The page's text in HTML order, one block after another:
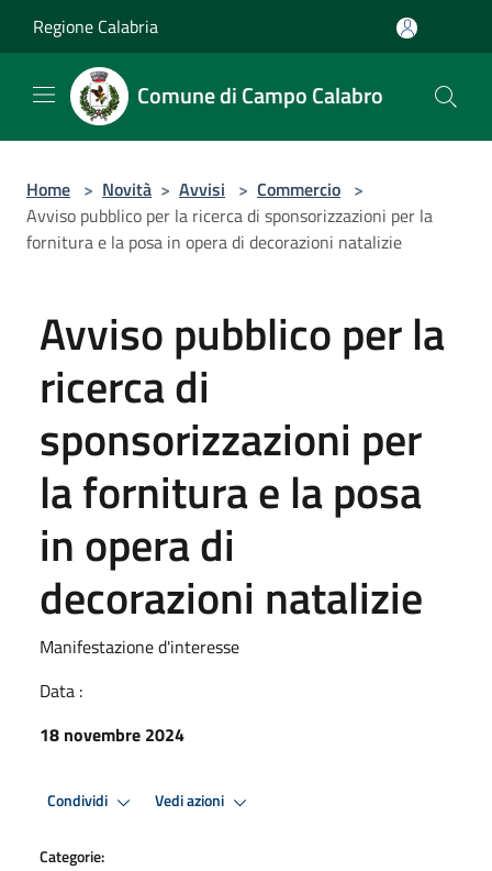
Regione Calabria
Comune di Campo Calabro
Home > Novità > Avvisi > Commercio >
Avviso pubblico per la ricerca di sponsorizzazioni per la
fornitura e la posa in opera di decorazioni natalizie
Avviso pubblico per la
ricerca di
sponsorizzazioni per
la fornitura e la posa
in opera di
decorazioni natalizie
Manifestazione d'interesse
Data :
18 novembre 2024
Condividi Vedi azioni
Categorie: